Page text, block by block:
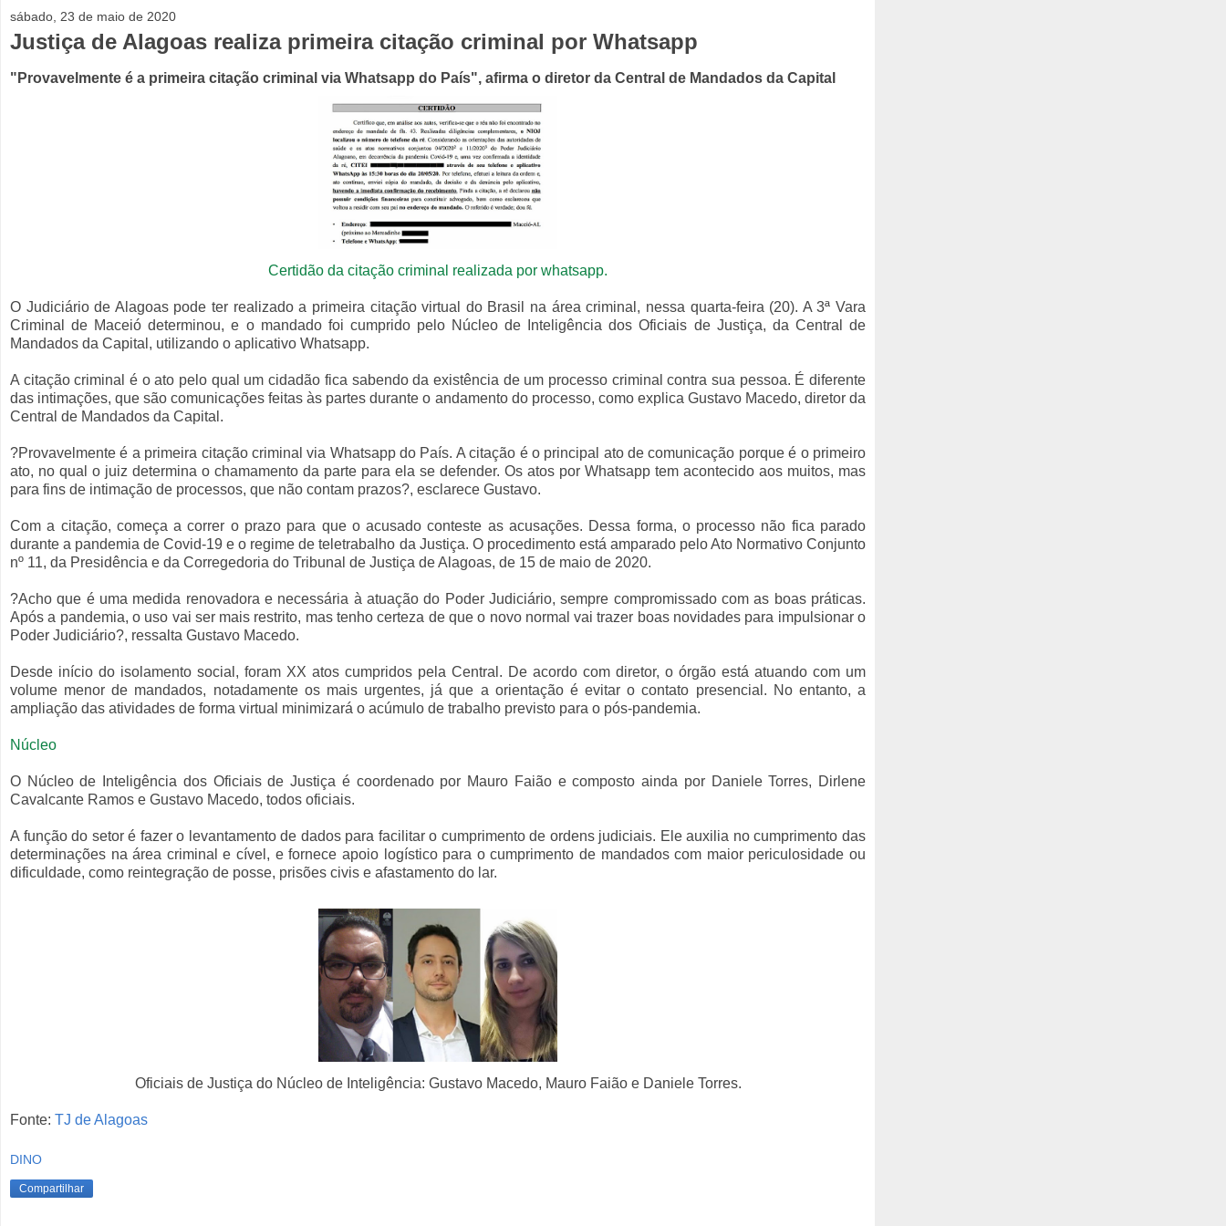
sábado, 23 de maio de 2020
Justiça de Alagoas realiza primeira citação criminal por Whatsapp
"Provavelmente é a primeira citação criminal via Whatsapp do País", afirma o diretor da Central de Mandados da Capital
Certidão da citação criminal realizada por whatsapp.
O Judiciário de Alagoas pode ter realizado a primeira citação virtual do Brasil na área criminal, nessa quarta-feira (20). A 3ª Vara
Criminal de Maceió determinou, e o mandado foi cumprido pelo Núcleo de Inteligência dos Oficiais de Justiça, da Central de
Mandados da Capital, utilizando o aplicativo Whatsapp.
A citação criminal é o ato pelo qual um cidadão fica sabendo da existência de um processo criminal contra sua pessoa. É diferente
das intimações, que são comunicações feitas às partes durante o andamento do processo, como explica Gustavo Macedo, diretor da
Central de Mandados da Capital.
?Provavelmente é a primeira citação criminal via Whatsapp do País. A citação é o principal ato de comunicação porque é o primeiro
ato, no qual o juiz determina o chamamento da parte para ela se defender. Os atos por Whatsapp tem acontecido aos muitos, mas
para fins de intimação de processos, que não contam prazos?, esclarece Gustavo.
Com a citação, começa a correr o prazo para que o acusado conteste as acusações. Dessa forma, o processo não fica parado
durante a pandemia de Covid-19 e o regime de teletrabalho da Justiça. O procedimento está amparado pelo Ato Normativo Conjunto
nº 11, da Presidência e da Corregedoria do Tribunal de Justiça de Alagoas, de 15 de maio de 2020.
?Acho que é uma medida renovadora e necessária à atuação do Poder Judiciário, sempre compromissado com as boas práticas.
Após a pandemia, o uso vai ser mais restrito, mas tenho certeza de que o novo normal vai trazer boas novidades para impulsionar o
Poder Judiciário?, ressalta Gustavo Macedo.
Desde início do isolamento social, foram XX atos cumpridos pela Central. De acordo com diretor, o órgão está atuando com um
volume menor de mandados, notadamente os mais urgentes, já que a orientação é evitar o contato presencial. No entanto, a
ampliação das atividades de forma virtual minimizará o acúmulo de trabalho previsto para o pós-pandemia.
Núcleo
O Núcleo de Inteligência dos Oficiais de Justiça é coordenado por Mauro Faião e composto ainda por Daniele Torres, Dirlene
Cavalcante Ramos e Gustavo Macedo, todos oficiais.
A função do setor é fazer o levantamento de dados para facilitar o cumprimento de ordens judiciais. Ele auxilia no cumprimento das
determinações na área criminal e cível, e fornece apoio logístico para o cumprimento de mandados com maior periculosidade ou
dificuldade, como reintegração de posse, prisões civis e afastamento do lar.
Oficiais de Justiça do Núcleo de Inteligência: Gustavo Macedo, Mauro Faião e Daniele Torres.
Fonte: TJ de Alagoas
DINO
Compartilhar